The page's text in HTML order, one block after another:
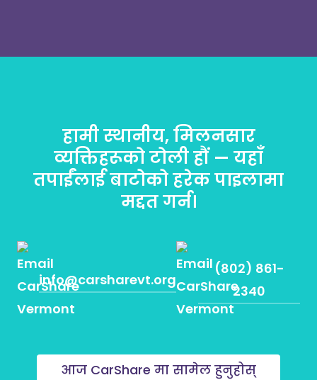
हामी स्थानीय, मिलनसार
व्यक्तिहरूको टोली हौं — यहाँ
तपाईंलाई बाटोको हरेक पाइलामा
मद्दत गर्न।
info@carsharevt.org
(802) 861-
2340
आज CarShare मा सामेल हुनुहोस्